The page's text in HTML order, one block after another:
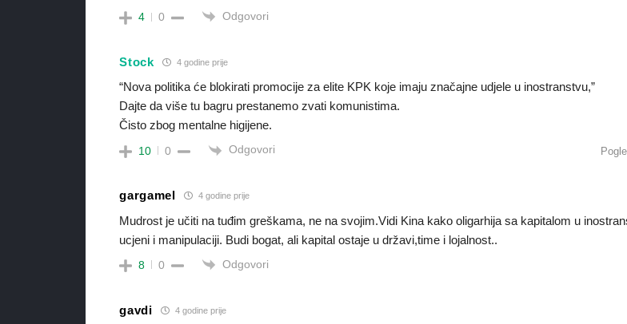
4 0 Odgovori
Stock 4 godine prije
“Nova politika će blokirati promocije za elite KPK koje imaju značajne udjele u inostranstvu,”
Dajte da više tu bagru prestanemo zvati komunistima.
Čisto zbog mentalne higijene.
10 0 Odgovori
gargamel 4 godine prije
Mudrost je učiti na tuđim greškama, ne na svojim.Vidi Kina kako oligarhija sa kapitalom u
ucjeni i manipulaciji. Budi bogat, ali kapital ostaje u državi,time i lojalnost..
8 0 Odgovori
gavdi 4 godine prije